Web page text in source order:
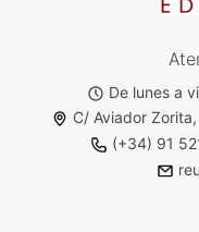
De lunes a
C/ Aviador
(+34) 91